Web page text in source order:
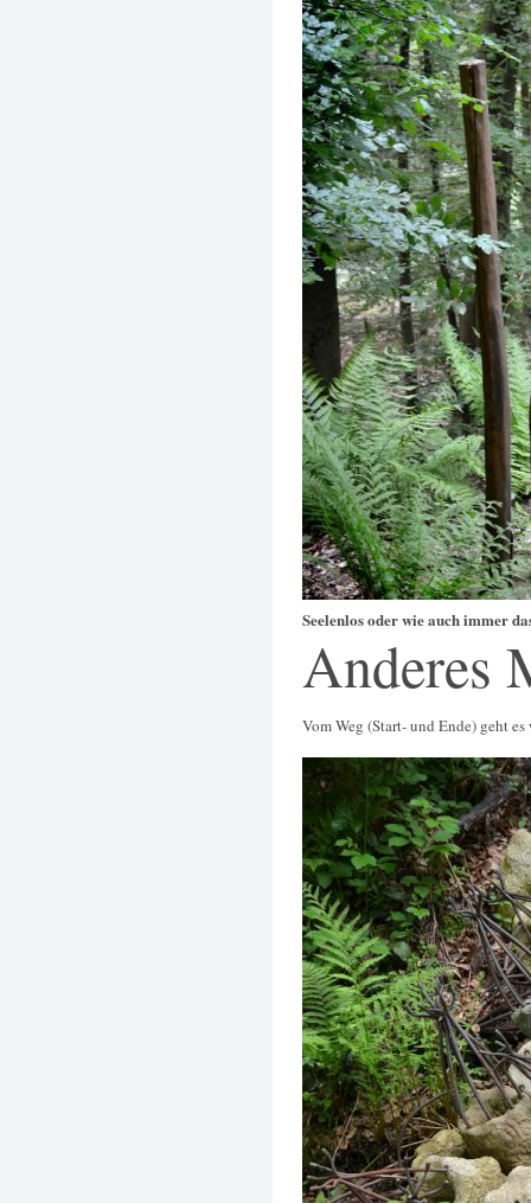
Seelenlos oder wie auch immer
Anderes
Vom Weg (Start- und Ende) geht